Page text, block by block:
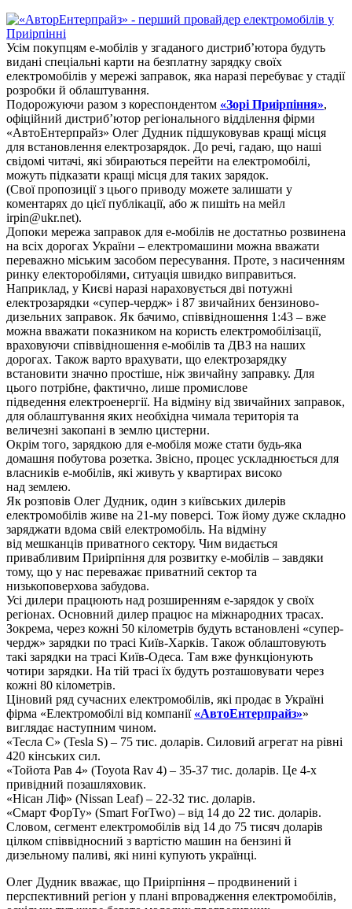
Усім покупцям е-мобілів у згаданого дистриб’ютора будуть
видані спеціальні карти на безплатну зарядку своїх
електромобілів у мережі заправок, яка наразі перебуває у стадії
розробки й облаштування.
Подорожуючи разом з кореспондентом «Зорі Приірпіння»,
офіційний дистриб’ютор регіонального відділення фірми
«АвтоЕнтерпрайз» Олег Дудник підшуковував кращі місця
для встановлення електрозарядок. До речі, гадаю, що наші
свідомі читачі, які збираються перейти на електромобілі,
можуть підказати кращі місця для таких зарядок.
(Свої пропозиції з цього приводу можете залишати у
коментарях до цієї публікації, або ж пишіть на мейл
irpin@ukr.net).
Допоки мережа заправок для е-мобілів не достатньо розвинена
на всіх дорогах України – електромашини можна вважати
переважно міським засобом пересування. Проте, з насиченням
ринку електоробілями, ситуація швидко виправиться.
Наприклад, у Києві наразі нараховується дві потужні
електрозарядки «супер-чердж» і 87 звичайних бензиново-
дизельних заправок. Як бачимо, співвідношення 1:43 – вже
можна вважати показником на користь електромобілізації,
враховуючи співвідношення е-мобілів та ДВЗ на наших
дорогах. Також варто врахувати, що електрозарядку
встановити значно простіше, ніж звичайну заправку. Для
цього потрібне, фактично, лише промислове
підведення електроенергії. На відміну від звичайних заправок,
для облаштування яких необхідна чимала територія та
величезні закопані в землю цистерни.
Окрім того, зарядкою для е-мобіля може стати будь-яка
домашня побутова розетка. Звісно, процес ускладнюється для
власників е-мобілів, які живуть у квартирах високо
над землею.
Як розповів Олег Дудник, один з київських дилерів
електромобілів живе на 21-му поверсі. Тож йому дуже складно
заряджати вдома свій електромобіль. На відміну
від мешканців приватного сектору. Чим видається
привабливим Приірпіння для розвитку е-мобілів – завдяки
тому, що у нас переважає приватний сектор та
низькоповерхова забудова.
Усі дилери працюють над розширенням е-зарядок у своїх
регіонах. Основний дилер працює на міжнародних трасах.
Зокрема, через кожні 50 кілометрів будуть встановлені «супер-
чердж» зарядки по трасі Київ-Харків. Також облаштовують
такі зарядки на трасі Київ-Одеса. Там вже функціонують
чотири зарядки. На тій трасі їх будуть розташовувати через
кожні 80 кілометрів.
Ціновий ряд сучасних електромобілів, які продає в Україні
фірма «Електромобілі від компанії «АвтоЕнтерпрайз»»
виглядає наступним чином.
«Тесла С» (Tesla S) – 75 тис. доларів. Силовий агрегат на рівні
420 кінських сил.
«Тойота Рав 4» (Toyota Rav 4) – 35-37 тис. доларів. Це 4-х
привідний позашляховик.
«Нісан Ліф» (Nissan Leaf) – 22-32 тис. доларів.
«Смарт ФорТу» (Smart ForTwo) – від 14 до 22 тис. доларів.
Словом, сегмент електромобілів від 14 до 75 тисяч доларів
цілком співвідносний з вартістю машин на бензині й
дизельному паливі, які нині купують українці.
Олег Дудник вважає, що Приірпіння – продвинений і
перспективний регіон у плані впровадження електромобілів,